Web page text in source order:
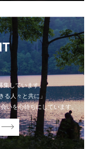
しています。
る人々と共に」
いを心待ちにしています。